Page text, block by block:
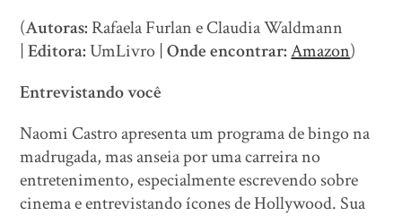
(Autoras: Rafaela Furlan e Claudia Waldmann
|Editora:UmLivro |Onde encontrar:Amazon)
Entrevistando você
Naomi Castro apresenta um programa de bingo na
madrugada, mas anseia por uma carreira no
entretenimento, especialmente escrevendo sobre
cinema e entrevistando ícones de Hollywood. Sua